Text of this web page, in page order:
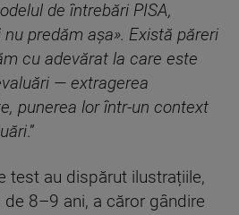
de întrebări PISA,
predăm așa». Există păreri
cu adevărat la care este
— extragerea
punerea lor într-un context
.”
test au dispărut ilustrațiile,
8–9 ani, a căror gândire